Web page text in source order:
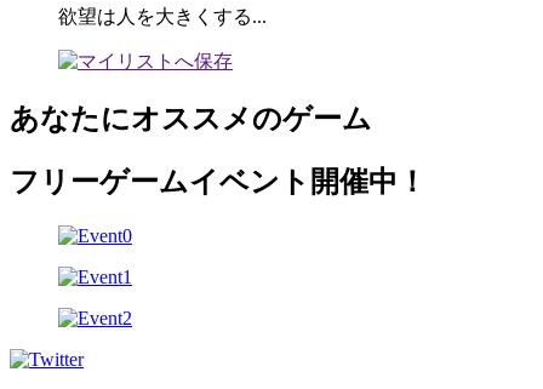
欲望は人を大きくする...
あなたにオススメのゲーム
フリーゲームイベント開催中！